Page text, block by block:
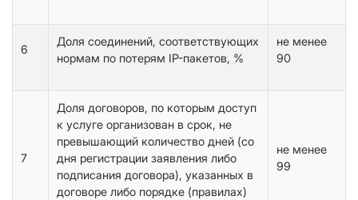
6
Доля соединений, соответствующих
нормам по потерям IP-пакетов, %
не менее
90
7
Доля договоров, по которым доступ
к услуге организован в срок, не
превышающий количество дней (со
дня регистрации заявления либо
подписания договора), указанных в
договоре либо порядке (правилах)
не менее
99